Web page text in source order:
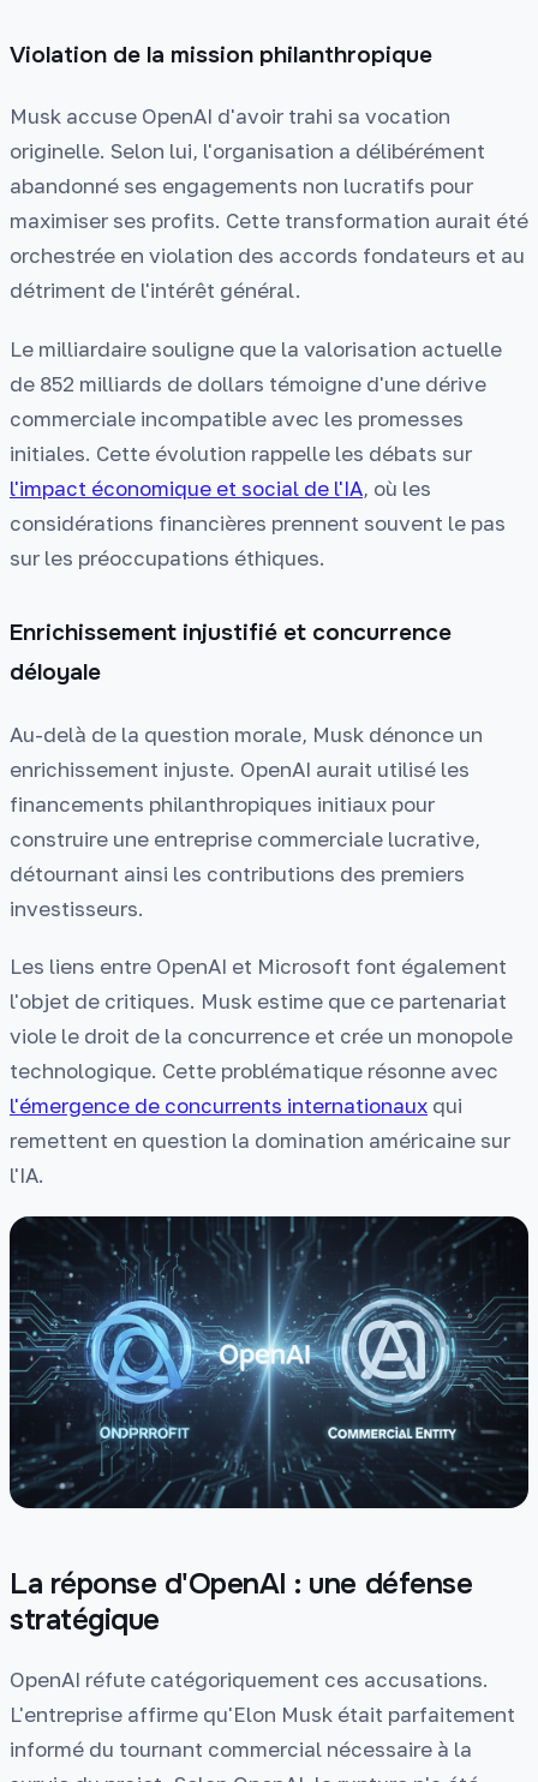
Violation de la mission philanthropique
Musk accuse OpenAI d'avoir trahi sa vocation
originelle. Selon lui, l'organisation a délibérément
abandonné ses engagements non lucratifs pour
maximiser ses profits. Cette transformation aurait été
orchestrée en violation des accords fondateurs et au
détriment de l'intérêt général.
Le milliardaire souligne que la valorisation actuelle
de 852 milliards de dollars témoigne d'une dérive
commerciale incompatible avec les promesses
initiales. Cette évolution rappelle les débats sur
l'impact économique et social de l'IA, où les
considérations financières prennent souvent le pas
sur les préoccupations éthiques.
Enrichissement injustifié et concurrence
déloyale
Au-delà de la question morale, Musk dénonce un
enrichissement injuste. OpenAI aurait utilisé les
financements philanthropiques initiaux pour
construire une entreprise commerciale lucrative,
détournant ainsi les contributions des premiers
investisseurs.
Les liens entre OpenAI et Microsoft font également
l'objet de critiques. Musk estime que ce partenariat
viole le droit de la concurrence et crée un monopole
technologique. Cette problématique résonne avec
l'émergence de concurrents internationaux qui
remettent en question la domination américaine sur
l'IA.
La réponse d'OpenAI : une défense
stratégique
OpenAI réfute catégoriquement ces accusations.
L'entreprise affirme qu'Elon Musk était parfaitement
informé du tournant commercial nécessaire à la